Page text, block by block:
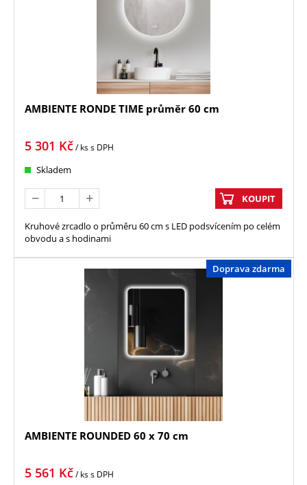
AMBIENTE RONDE TIME průměr 60 cm
5 301 Kč/ kss DPH
Skladem
KOUPIT
Kruhové zrcadlo o průměru 60 cm s LED podsvícením po celém
obvodu a s hodinami
Doprava zdarma
AMBIENTE ROUNDED 60 x 70 cm
5 561 Kč/ kss DPH